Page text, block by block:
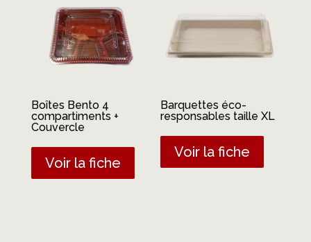
Boîtes Bento 4
compartiments +
Couvercle
Voir la fiche
Barquettes éco-
responsables taille XL
Voir la fiche